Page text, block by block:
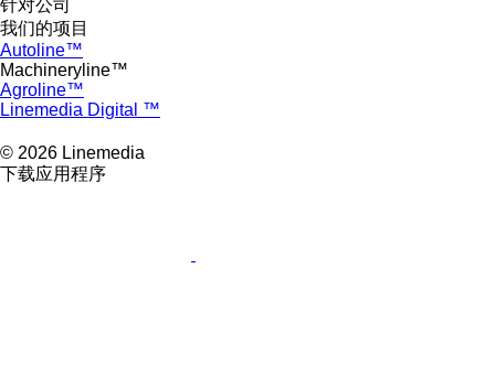
针对公司
我们的项目
Autoline™
Machineryline™
Agroline™
Linemedia Digital ™
© 2026 Linemedia
下载应用程序